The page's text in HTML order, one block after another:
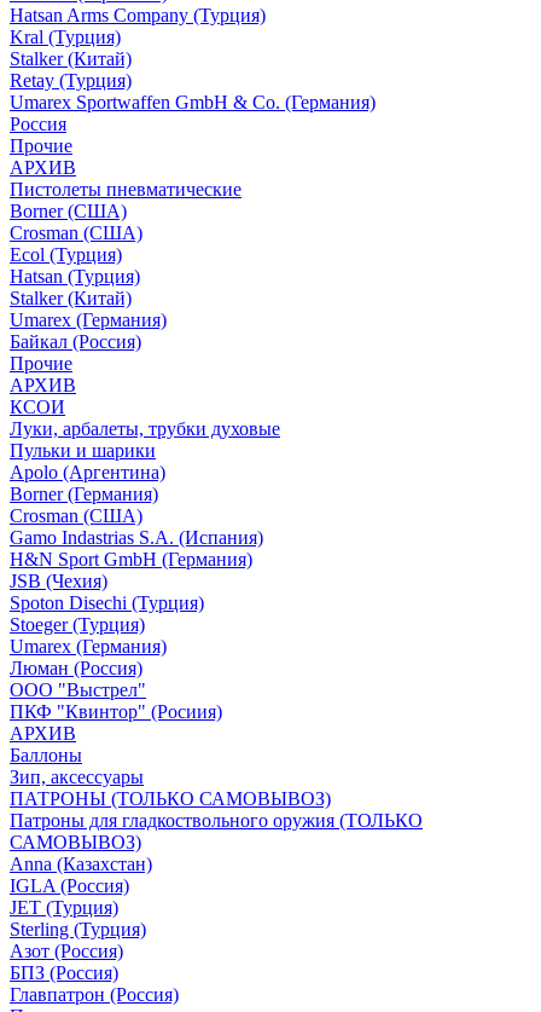
Hatsan Arms Company (Турция)
Kral (Турция)
Stalker (Китай)
Retay (Турция)
Umarex Sportwaffen GmbH & Co. (Германия)
Россия
Прочие
АРХИВ
Пистолеты пневматические
Borner (США)
Crosman (США)
Ecol (Турция)
Hatsan (Турция)
Stalker (Китай)
Umarex (Германия)
Байкал (Россия)
Прочие
АРХИВ
КСОИ
Луки, арбалеты, трубки духовые
Пульки и шарики
Apolo (Аргентина)
Borner (Германия)
Crosman (США)
Gamo Indastrias S.A. (Испания)
H&N Sport GmbH (Германия)
JSB (Чехия)
Spoton Disechi (Турция)
Stoeger (Турция)
Umarex (Германия)
Люман (Россия)
ООО "Выстрел"
ПКФ "Квинтор" (Росиия)
АРХИВ
Баллоны
Зип, аксессуары
ПАТРОНЫ (ТОЛЬКО САМОВЫВОЗ)
Патроны для гладкоствольного оружия (ТОЛЬКО
САМОВЫВОЗ)
Anna (Казахстан)
IGLA (Россия)
JET (Турция)
Sterling (Турция)
Азот (Россия)
БПЗ (Россия)
Главпатрон (Россия)